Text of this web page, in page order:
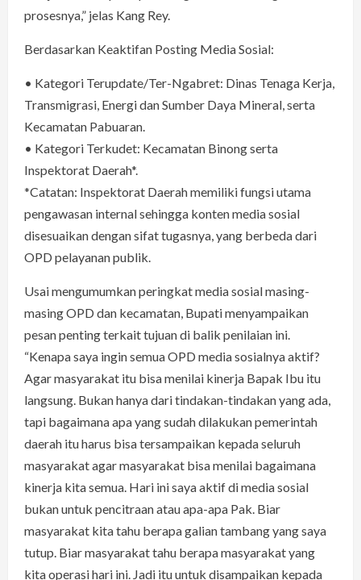
prosesnya,” jelas Kang Rey.
Berdasarkan Keaktifan Posting Media Sosial:
•⁠ ⁠Kategori Terupdate/Ter-Ngabret: Dinas Tenaga Kerja,
Transmigrasi, Energi dan Sumber Daya Mineral, serta
Kecamatan Pabuaran.
•⁠ ⁠Kategori Terkudet: Kecamatan Binong serta
Inspektorat Daerah*.
*Catatan: Inspektorat Daerah memiliki fungsi utama
pengawasan internal sehingga konten media sosial
disesuaikan dengan sifat tugasnya, yang berbeda dari
OPD pelayanan publik.
Usai mengumumkan peringkat media sosial masing-
masing OPD dan kecamatan, Bupati menyampaikan
pesan penting terkait tujuan di balik penilaian ini.
“Kenapa saya ingin semua OPD media sosialnya aktif?
Agar masyarakat itu bisa menilai kinerja Bapak Ibu itu
langsung. Bukan hanya dari tindakan-tindakan yang ada,
tapi bagaimana apa yang sudah dilakukan pemerintah
daerah itu harus bisa tersampaikan kepada seluruh
masyarakat agar masyarakat bisa menilai bagaimana
kinerja kita semua. Hari ini saya aktif di media sosial
bukan untuk pencitraan atau apa-apa Pak. Biar
masyarakat kita tahu berapa galian tambang yang saya
tutup. Biar masyarakat tahu berapa masyarakat yang
kita operasi hari ini. Jadi itu untuk disampaikan kepada